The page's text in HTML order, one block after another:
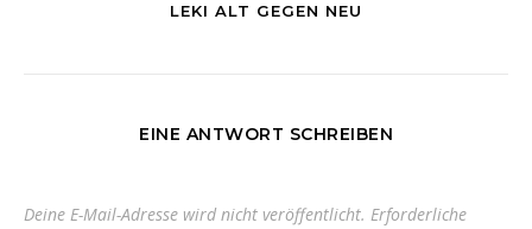
LEKI ALT GEGEN NEU
EINE ANTWORT SCHREIBEN
Deine E-Mail-Adresse wird nicht veröffentlicht. Erforderliche